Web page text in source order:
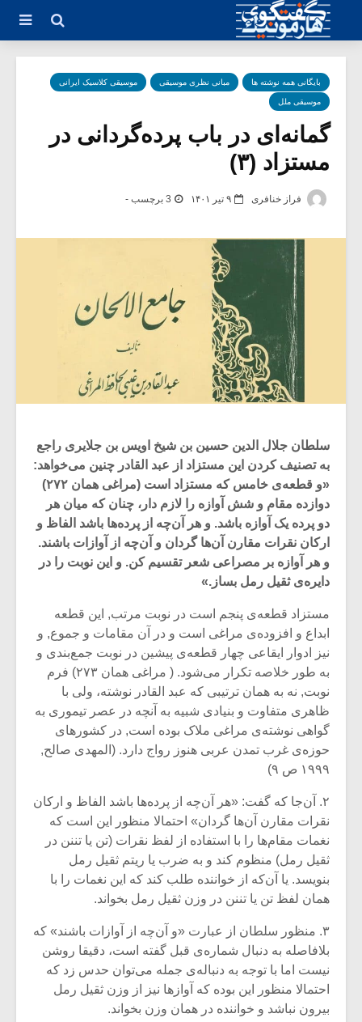
بایگانی همه نوشته ها مبانی نظری موسیقی موسیقی کلاسیک ایرانی
موسیقی ملل
گمانه‌ای در باب پرده‌گردانی در
مستزاد (۳)
فراز خنافری ۹ تیر ۱۴۰۱ 3 برچسب -
سلطان جلال الدین حسین بن شیخ اویس بن جلایری راجع
به تصنیف کردن این مستزاد از عبد القادر چنین می‌خواهد:
«و قطعه‌ی خامس که مستزاد است (مراغی همان ۲۷۲)
دوازده مقام و شش آوازه را لازم دار، چنان که میان هر
دو پرده یک آوازه باشد. و هر آن‌چه از پرده‌ها باشد الفاظ و
ارکان نقرات مقارن آن‌ها گردان و آن‌چه از آوازات باشند.
و هر آوازه بر مصراعی شعر تقسیم کن. و این نوبت را در
دایره‌ی ثقیل رمل بساز.»
مستزاد قطعه‌ی پنجم است در نوبت مرتب, این قطعه
ابداع و افزوده‌ی مراغی است و در آن مقامات و جموع, و
نیز ادوار ایقاعی چهار قطعه‌ی پیشین در نوبت جمع‌بندی و
به طور خلاصه تکرار می‌شود. ( مراغی همان ۲۷۳) فرم
نوبت, نه به همان ترتیبی که عبد القادر نوشته، ولی با
ظاهری متفاوت و بنیادی شبیه به آنچه در عصر تیموری به
گواهی نوشته‌ی مراغی ملاک بوده است, در کشور‌های
حوزه‌ی غرب تمدن عربی هنوز رواج دارد. (المهدی صالح,
۱۹۹۹ ص ۹)
۲. آن‌جا که گفت: «هر آن‌چه از پرده‌ها باشد الفاظ و ارکان
نقرات مقارن آن‌ها گردان» احتمالا منظور این است که
نغمات مقام‌ها را با استفاده از لفظ نقرات (تن یا تننن در
ثقیل رمل) منظوم کند و به ضرب یا ریتم ثقیل رمل
بنویسد. یا آن‌که از خواننده طلب کند که این نغمات را با
همان لفظ تن یا تننن در وزن ثقیل رمل بخواند.
۳. منظور سلطان از عبارت «و آن‌چه از آوازات باشند» که
بلافاصله به دنبال شماره‌ی قبل گفته است، دقیقا روشن
نیست اما با توجه به دنباله‌ی جمله می‌توان حدس زد که
احتمالا منظور این بوده که آواز‌ها نیز از وزن ثقیل رمل
بیرون نباشد و خواننده در همان وزن بخواند.
میکلوش روژا موریس ژار